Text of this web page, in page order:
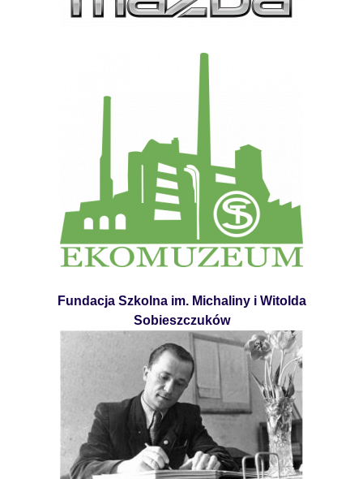
Fundacja Szkolna im. Michaliny i Witolda
Sobieszczuków